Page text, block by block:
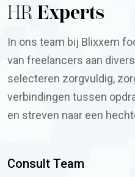
HR Experts
In ons team bij Blixxem
van freelancers aan
selecteren zorgvuldig,
verbindingen tussen
en streven naar een
Consult Team